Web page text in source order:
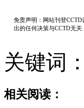
免责声明：网站刊登
出的任何决策与CCTD无
关键词：
相关阅读：